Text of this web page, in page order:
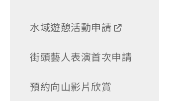
水域遊憩活動申請
街頭藝人表演首次申請
預約向山影片欣賞